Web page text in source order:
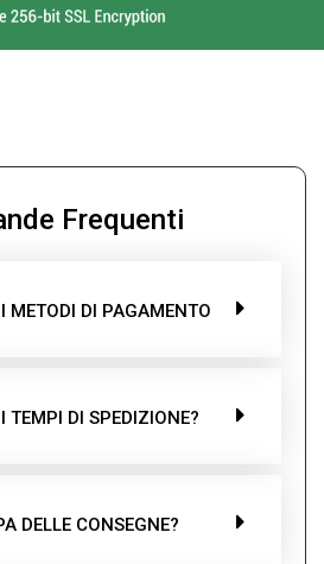
Frequenti
METODI DI PAGAMENTO
TEMPI DI SPEDIZIONE?
DELLE CONSEGNE?